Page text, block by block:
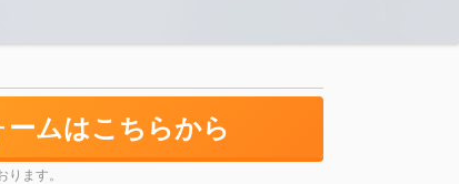
ムはこちらから
ます。